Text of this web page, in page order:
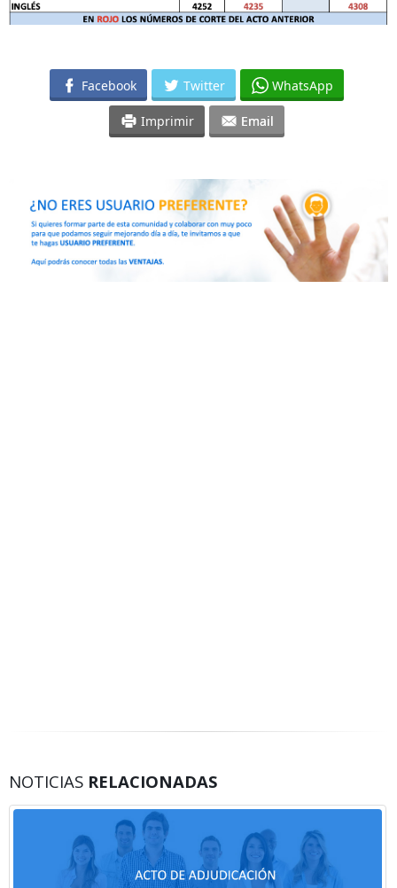
Facebook Twitter WhatsApp
Imprimir Email
NOTICIAS RELACIONADAS